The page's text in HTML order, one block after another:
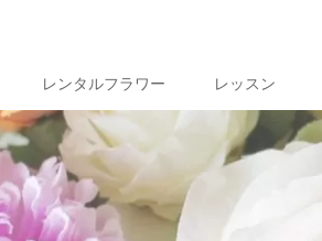
レンタルフラワー レッスン